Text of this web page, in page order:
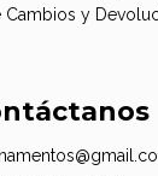
Cambios y